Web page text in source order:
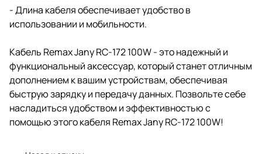
- Длина кабеля обеспечивает удобство в
использовании и мобильности.
Кабель Remax Jany RC-172 100W - это надежный и
функциональный аксессуар, который станет отличным
дополнением к вашим устройствам, обеспечивая
быструю зарядку и передачу данных. Позвольте себе
насладиться удобством и эффективностью с
помощью этого кабеля Remax Jany RC-172 100W!